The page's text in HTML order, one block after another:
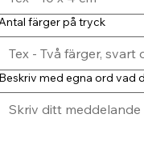
färger på tryck
med egna ord vad